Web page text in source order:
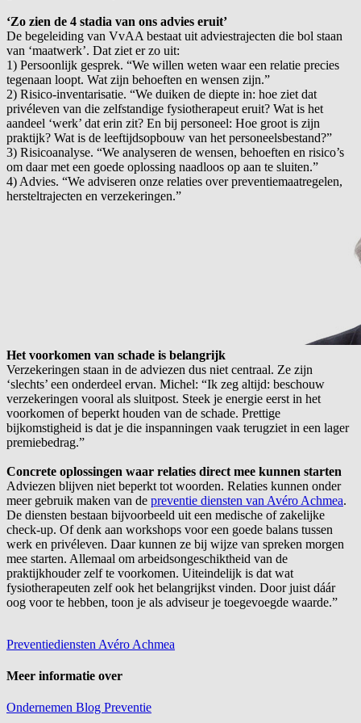
‘Zo zien de 4 stadia van ons advies eruit’
De begeleiding van VvAA bestaat uit adviestrajecten die bol staan
van ‘maatwerk’. Dat ziet er zo uit:
1) Persoonlijk gesprek. “We willen weten waar een relatie precies
tegenaan loopt. Wat zijn behoeften en wensen zijn.”
2) Risico-inventarisatie. “We duiken de diepte in: hoe ziet dat
privéleven van die zelfstandige fysiotherapeut eruit? Wat is het
aandeel ‘werk’ dat erin zit? En bij personeel: Hoe groot is zijn
praktijk? Wat is de leeftijdsopbouw van het personeelsbestand?”
3) Risicoanalyse. “We analyseren de wensen, behoeften en risico’s
om daar met een goede oplossing naadloos op aan te sluiten.”
4) Advies. “We adviseren onze relaties over preventiemaatregelen,
hersteltrajecten en verzekeringen.”
Het voorkomen van schade is belangrijk
Verzekeringen staan in de adviezen dus niet centraal. Ze zijn
‘slechts’ een onderdeel ervan. Michel: “Ik zeg altijd: beschouw
verzekeringen vooral als sluitpost. Steek je energie eerst in het
voorkomen of beperkt houden van de schade. Prettige
bijkomstigheid is dat je die inspanningen vaak terugziet in een lager
premiebedrag.”
Concrete oplossingen waar relaties direct mee kunnen starten
Adviezen blijven niet beperkt tot woorden. Relaties kunnen onder
meer gebruik maken van de preventie diensten van Avéro Achmea.
De diensten bestaan bijvoorbeeld uit een medische of zakelijke
check-up. Of denk aan workshops voor een goede balans tussen
werk en privéleven. Daar kunnen ze bij wijze van spreken morgen
mee starten. Allemaal om arbeidsongeschiktheid van de
praktijkhouder zelf te voorkomen. Uiteindelijk is dat wat
fysiotherapeuten zelf ook het belangrijkst vinden. Door juist dáár
oog voor te hebben, toon je als adviseur je toegevoegde waarde.”
Preventiediensten Avéro Achmea
Meer informatie over
Ondernemen Blog Preventie